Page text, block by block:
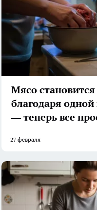
Мясо
благодаря одной
— теперь все
27 февраля